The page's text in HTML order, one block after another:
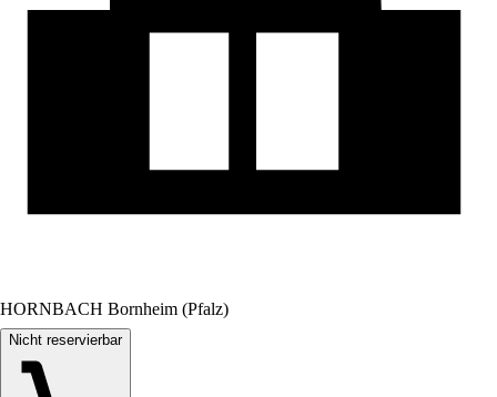
HORNBACH Bornheim (Pfalz)
Nicht reservierbar